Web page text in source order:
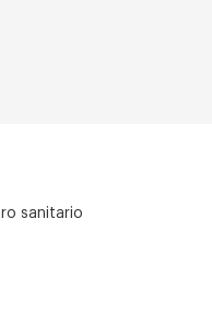
sanitario